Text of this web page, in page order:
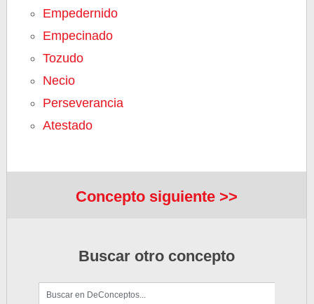
Empedernido
Empecinado
Tozudo
Necio
Perseverancia
Atestado
Concepto siguiente >>
Buscar otro concepto